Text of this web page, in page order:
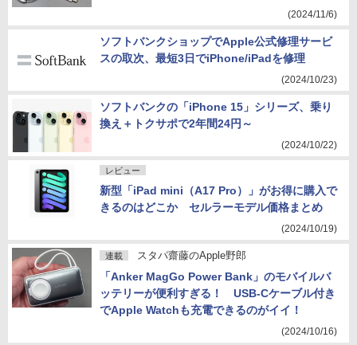
(2024/11/6)
ソフトバンクショップでApple公式修理サービ
スの取次、最短3日でiPhone/iPadを修理
(2024/10/23)
ソフトバンクの「iPhone 15」シリーズ、乗り
換え＋トクサポで2年間24円～
(2024/10/22)
レビュー
新型「iPad mini（A17 Pro）」がお得に購入で
きるのはどこか セルラーモデル価格まとめ
(2024/10/19)
連載 スタパ齋藤のApple野郎
「Anker MagGo Power Bank」のモバイルバ
ッテリーが便利すぎる！ USB-Cケーブル付き
でApple Watchも充電できるのがイイ！
(2024/10/16)